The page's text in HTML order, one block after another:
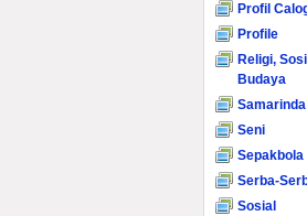
Profil
Profile
Religi,
Budaya
Samarinda
Seni
Sepakbola
Serba-
Sosial